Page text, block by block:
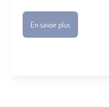
En savoir plus